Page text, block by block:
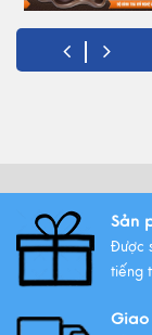
Sản
Được
tiếng